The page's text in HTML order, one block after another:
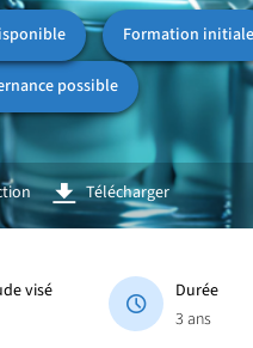
Formation initiale
possible
Télécharger
visé
Durée
3 ans